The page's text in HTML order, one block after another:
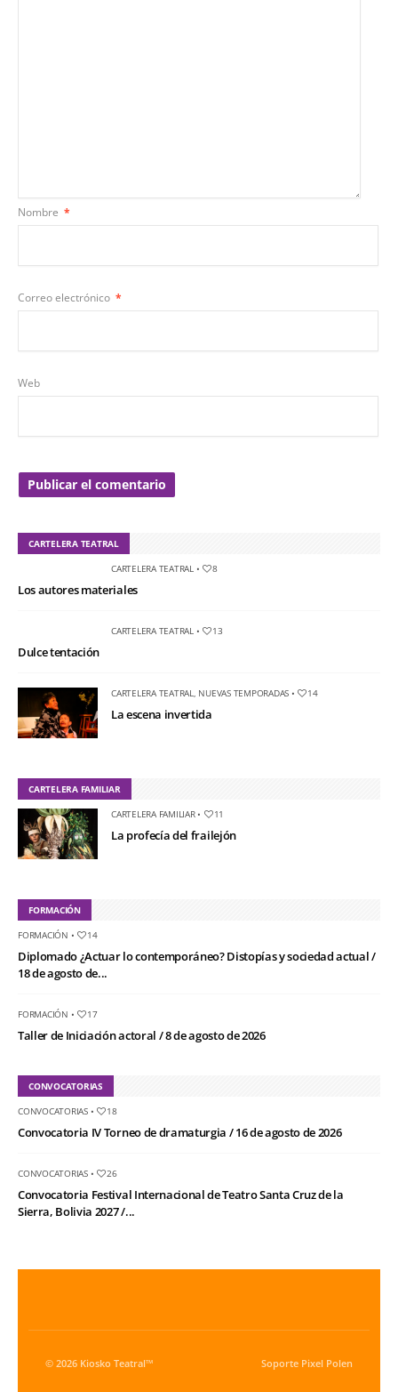
Nombre *
Correo electrónico *
Web
CARTELERA TEATRAL
CARTELERA TEATRAL• 8
Los autores materiales
CARTELERA TEATRAL• 13
Dulce tentación
CARTELERA TEATRAL, NUEVAS TEMPORADAS • 14
La escena invertida
CARTELERA FAMILIAR
CARTELERA FAMILIAR• 11
La profecía del frailejón
FORMACIÓN
FORMACIÓN • 14
Diplomado ¿Actuar lo contemporáneo? Distopías y sociedad actual /
18 de agosto de...
FORMACIÓN • 17
Taller de Iniciación actoral / 8 de agosto de 2026
CONVOCATORIAS
CONVOCATORIAS• 18
Convocatoria IV Torneo de dramaturgia / 16 de agosto de 2026
CONVOCATORIAS• 26
Convocatoria Festival Internacional de Teatro Santa Cruz de la
Sierra, Bolivia 2027 /...
© 2026 Kiosko Teatral™ Soporte Pixel Polen